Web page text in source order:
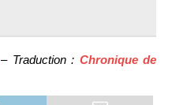
– Traduction : Chronique de